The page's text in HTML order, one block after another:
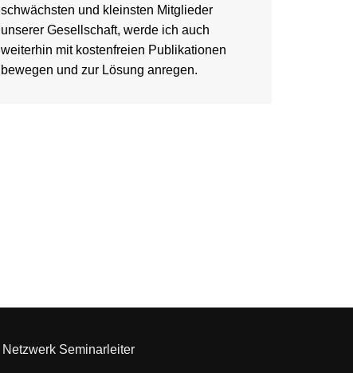
schwächsten und kleinsten Mitglieder
unserer Gesellschaft, werde ich auch
weiterhin mit kostenfreien Publikationen
bewegen und zur Lösung anregen.
Netzwerk Seminarleiter